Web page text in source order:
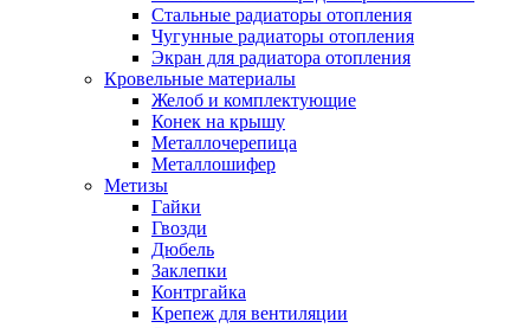
Стальные радиаторы отопления
Чугунные радиаторы отопления
Экран для радиатора отопления
Кровельные материалы
Желоб и комплектующие
Конек на крышу
Металлочерепица
Металлошифер
Метизы
Гайки
Гвозди
Дюбель
Заклепки
Контргайка
Крепеж для вентиляции